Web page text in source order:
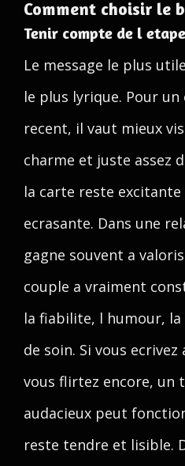
Comment choisir le
Tenir compte de l
Le message le plus
le plus lyrique. Pour
recent, il vaut mieux
charme et juste assez
la carte reste excitante
ecrasante. Dans une
gagne souvent a
couple a vraiment
la fiabilite, l humour, la
de soin. Si vous
vous flirtez encore, un
audacieux peut
reste tendre et lisible.